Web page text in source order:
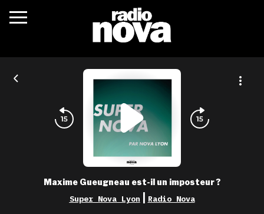
c’était quoi ?
podcasts
nova aime
les grilles
Maxime Gueugneau est-il un imposteur ?
Super Nova Lyon Radio Nova